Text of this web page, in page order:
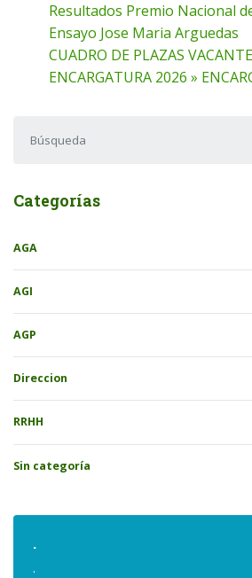
Resultados Premio Nacional
Ensayo Jose Maria Arguedas
CUADRO DE PLAZAS
ENCARGATURA 2026 »
Categorías
AGA
AGI
AGP
Direccion
RRHH
Sin categoría
.
.